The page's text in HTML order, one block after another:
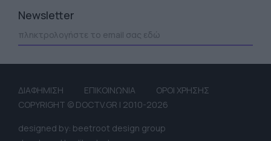
Newsletter
ΔΙΑΦΗΜΙΣΗ ΕΠΙΚΟΙΝΩΝΙΑ
ΟΡΟΙ ΧΡΗΣΗΣ
COPYRIGHT © DOCTV.GR | 2010-2026
designed by: beetroot design group